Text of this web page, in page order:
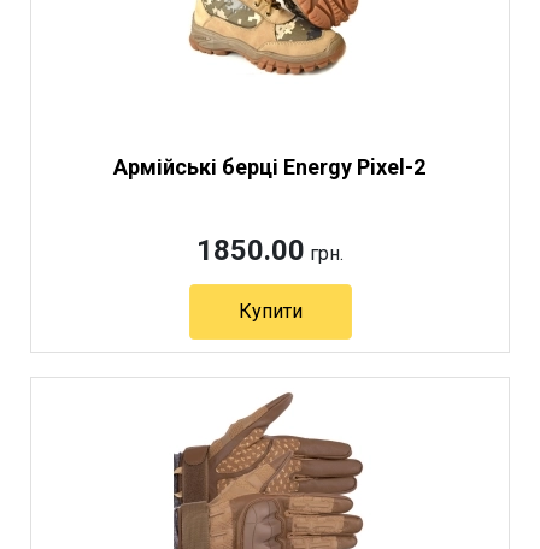
Армійські берці Energy Pixel-2
1850.00 грн.
Купити